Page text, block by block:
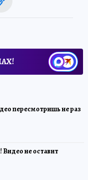
пересмотришь не раз
Видео не оставит